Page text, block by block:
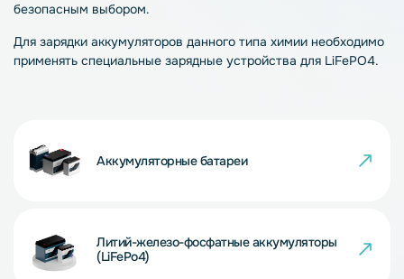
безопасным выбором.
Для зарядки аккумуляторов данного типа химии необходимо
применять специальные зарядные устройства для LiFePO4.
Аккумуляторные батареи
Литий-железо-фосфатные аккумуляторы
(LiFePo4)